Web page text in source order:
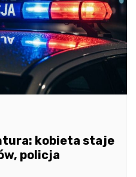
kobieta staje
policja